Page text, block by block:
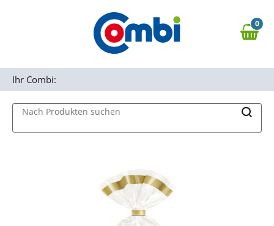
Zur Navigation springen
0,00 €
0
Nach Produkten suchen
Ihr Combi: